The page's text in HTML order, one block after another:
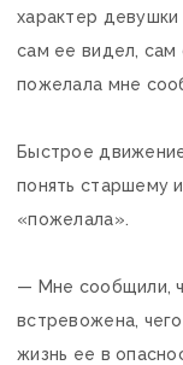
характер
сам ее видел, сам
пожелала мне
Быстрое
понять старшему
«пожелала».
— Мне сообщили,
встревожена,
жизнь ее в